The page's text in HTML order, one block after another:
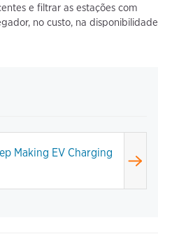
e filtrar as estações com
no custo, na disponibilidade
Making EV Charging